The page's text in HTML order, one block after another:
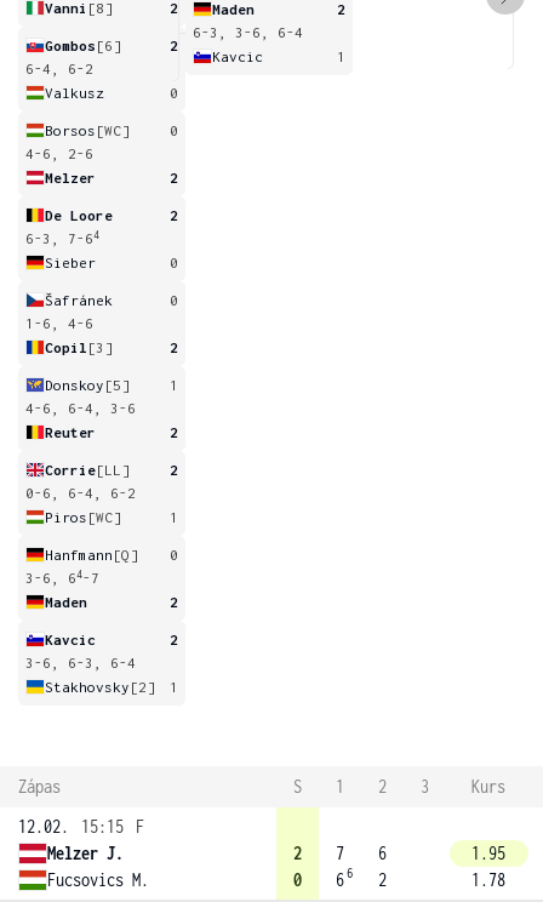
Vanni [8] 2
Gombos [6]
2
6-4, 6-2
Valkusz
0
Borsos [WC]
0
4-6, 2-6
Melzer
2
De Loore
2
6-3, 7-64
Sieber 0
Šafránek
0
1-6, 4-6
Copil [3] 2
Donskoy [5]
1
4-6, 6-4, 3-6
Reuter
2
Corrie[LL]
2
0-6, 6-4, 6-2
Piros [WC] 1
Hanfmann [Q]
0
3-6, 64-7
Maden
2
Kavcic
2
3-6, 6-3, 6-4
Stakhovsky [2] 1
Maden
2
6-3, 3-6, 6-4
Kavcic
1
Zápas S 1 2 3
Kurs
12.02.
15:15
F
Melzer J.
Fucsovics M.
2
0
7
66
6
2
1.95
1.78